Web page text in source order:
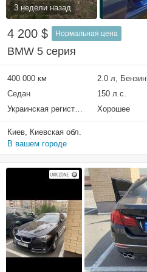
3 недели назад
4 200 $ Нормальная цена
BMW 5 серия
400 000 км 2.0 л, Бензин
Седан
150 л.с.
Украинская регистрация
Хорошее
Киев, Киевская обл.
В вашем городе